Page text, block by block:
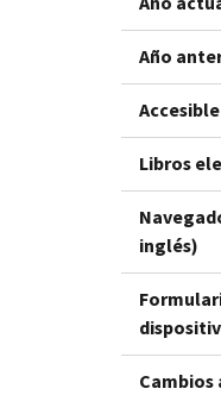
Año
Libros
inglés)
Cambios